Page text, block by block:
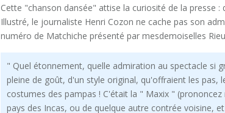
Cette "chanson dansée" attise la curiosité de la presse :
Illustré, le journaliste Henri Cozon ne cache pas son
numéro de Matchiche présenté par mesdemoiselles
" Quel étonnement, quelle admiration au spectacle si
pleine de goût, d'un style original, qu'offraient les
costumes des pampas ! C'était la " Maxix "
pays des Incas, ou de quelque autre contrée voisine,